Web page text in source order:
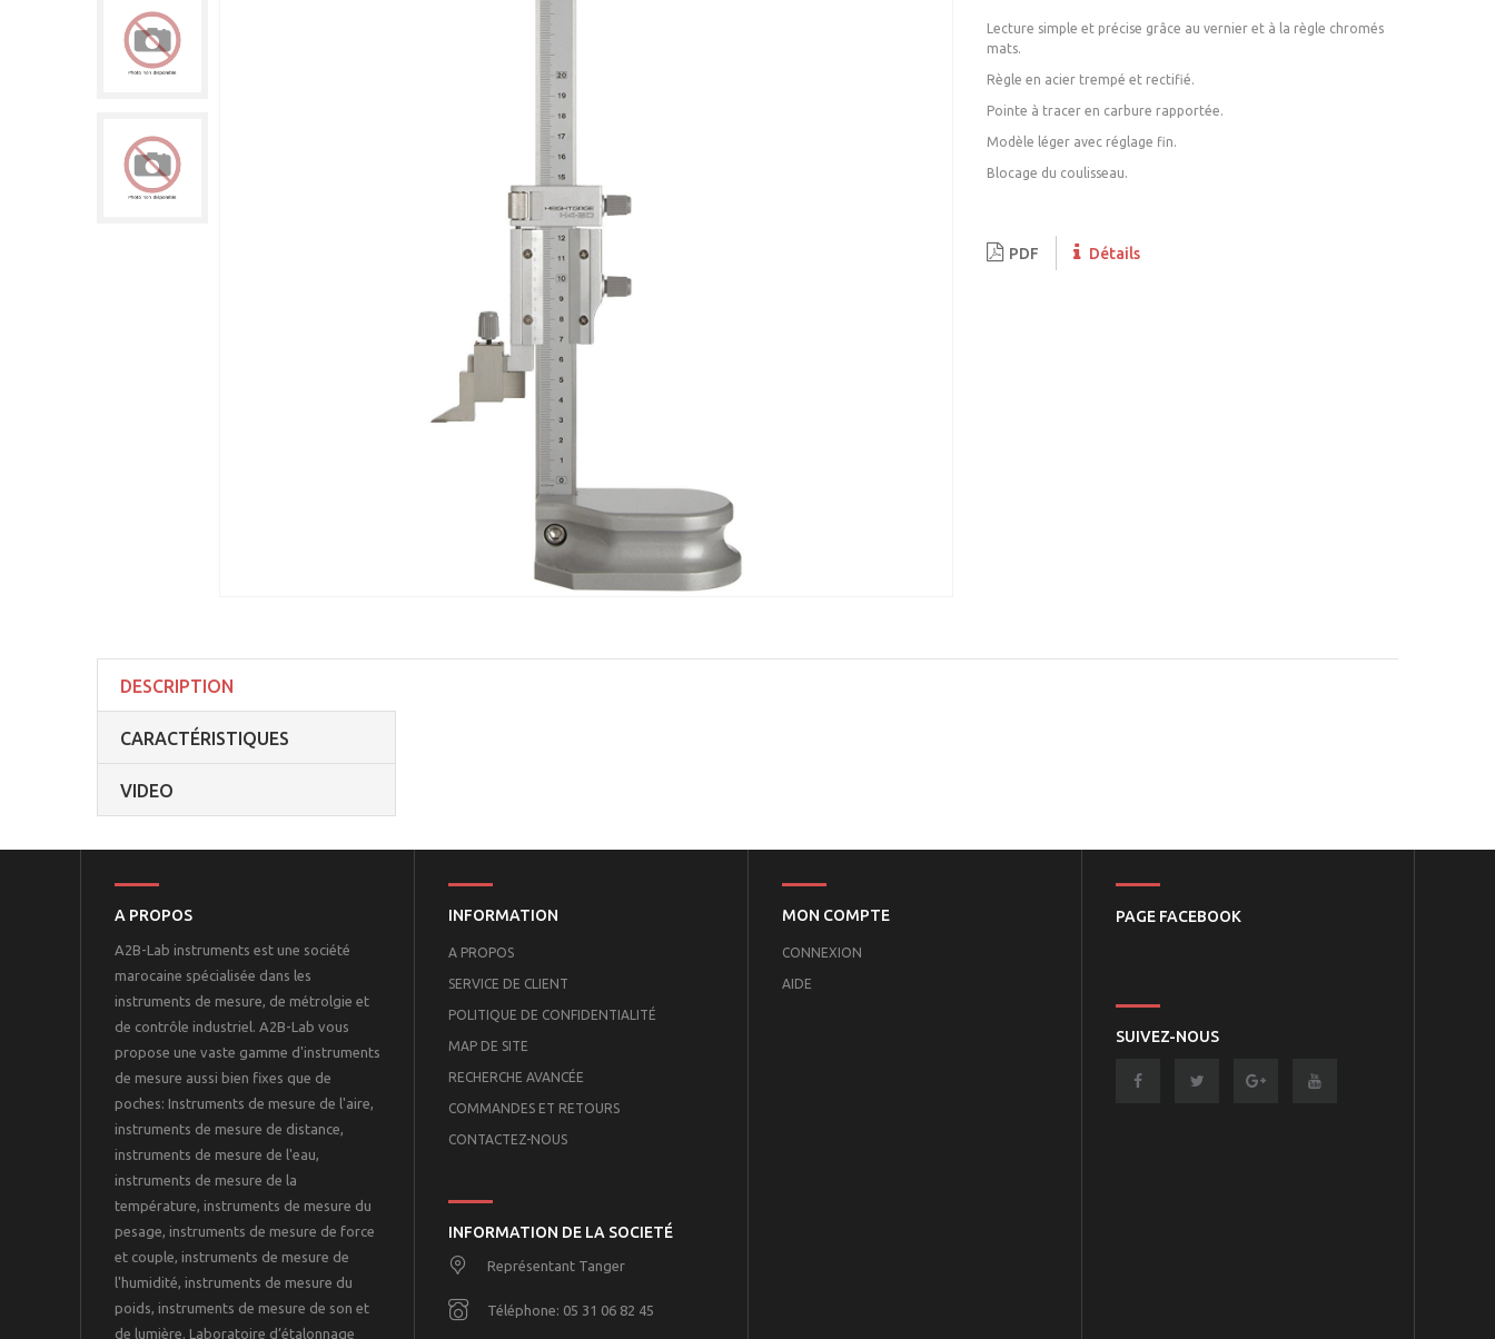
Lecture simple et précise grâce au vernier et à la règle chromés
mats.
Règle en acier trempé et rectifié.
Pointe à tracer en carbure rapportée.
Modèle léger avec réglage fin.
Blocage du coulisseau.
PDF Détails
DESCRIPTION
CARACTÉRISTIQUES
VIDEO
A PROPOS
A2B-Lab instruments est une société
marocaine spécialisée dans les
instruments de mesure, de métrolgie et
de contrôle industriel. A2B-Lab vous
propose une vaste gamme d'instruments
de mesure aussi bien fixes que de
poches: Instruments de mesure de l'aire,
instruments de mesure de distance,
instruments de mesure de l'eau,
instruments de mesure de la
température, instruments de mesure du
pesage, instruments de mesure de force
et couple, instruments de mesure de
l'humidité, instruments de mesure du
poids, instruments de mesure de son et
de lumière. Laboratoire d’étalonnage
INFORMATION
A PROPOS
SERVICE DE CLIENT
POLITIQUE DE CONFIDENTIALITÉ
MAP DE SITE
RECHERCHE AVANCÉE
COMMANDES ET RETOURS
CONTACTEZ-NOUS
INFORMATION DE LA SOCIETÉ
Représentant Tanger
Téléphone: 05 31 06 82 45
MON COMPTE
CONNEXION
AIDE
PAGE FACEBOOK
SUIVEZ-NOUS